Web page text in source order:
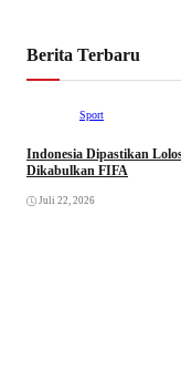
Berita Terbaru
Sport
Indonesia Dipastikan
Dikabulkan FIFA
Juli 22, 2026